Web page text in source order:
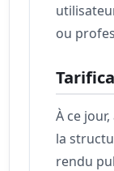
ou
À ce
la
rendu